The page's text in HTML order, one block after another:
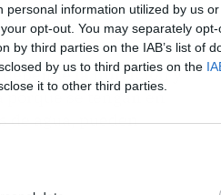
information utilized by us
opt-out. You may separately
by third parties on the IAB’s list of
by us to third parties on the
it to other third parties.
dependela nutrición y
porque se tengan en
de agua, pueden